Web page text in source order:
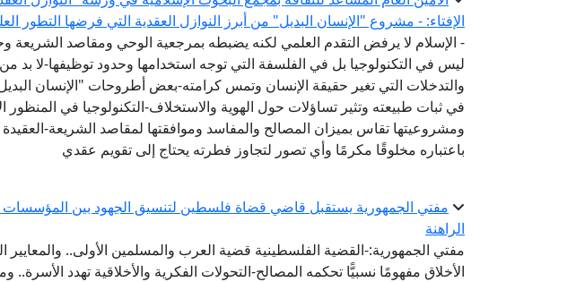
الإفتاء: - مشروع "الإنسان البديل" من أبرز النوازل العقدية التي فرضها التطور
- الإسلام لا يرفض التقدم العلمي لكنه يضبطه بمرجعية الوحي ومقاصد الشريعة
ليس في التكنولوجيا بل في الفلسفة التي توجه استخدامها وحدود توظيفها-لا بد من
والتدخلات التي تغير حقيقة الإنسان وتمس كرامته-بعض أطروحات "الإنسان
في ثبات طبيعته وتثير تساؤلات حول الهوية والاستخلاف-التكنولوجيا في
ومشروعيتها تقاس بميزان المصالح والمفاسد وموافقتها لمقاصد الشريعة-العقيدة
باعتباره مخلوقًا مكرمًا وأي تصور لتجاوز فطرته يحتاج إلى تقويم عقدي
مفتي الجمهورية يستقبل قاضي قضاة فلسطين لتنسيق الجهود بين المؤسسات
الراهنة
مفتي الجمهورية:-القضية الفلسطينية قضية العرب والمسلمين الأولى..
الأخلاق مفهومًا نسبيًّا تحكمه المصالح-التحولات الفكرية والأخلاقية تهدد الأسرة..